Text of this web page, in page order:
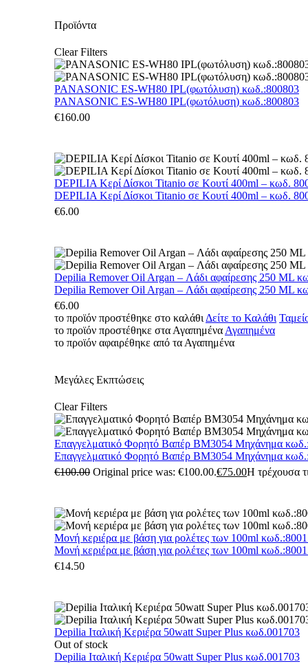
Προϊόντα
Clear Filters
PANASONIC ES-WH80 IPL(φωτόλυση) κωδ.:800803
PANASONIC ES-WH80 IPL(φωτόλυση) κωδ.:800803
€160.00
DEPILIA Κερί Δίσκοι Titanio σε Κουτί 400ml – κωδ.
DEPILIA Κερί Δίσκοι Titanio σε Κουτί 400ml – κωδ.
€6.00
Depilia Remover Oil Argan – Λάδι αφαίρεσης 250 ML
Depilia Remover Oil Argan – Λάδι αφαίρεσης 250 ML
€6.00
το προϊόν προστέθηκε στο καλάθι Δείτε το Καλάθι
το προϊόν προστέθηκε στα Αγαπημένα Αγαπημένα
το προϊόν αφαιρέθηκε από τα Αγαπημένα
Μεγάλες Εκπτώσεις
Clear Filters
Επαγγελματικό Φορητό Βαπέρ BM3054 Μηχάνημα
Επαγγελματικό Φορητό Βαπέρ BM3054 Μηχάνημα
€100.00 Original price was: €100.00.€75.00Η τρέχουσα
Μονή κεριέρα με βάση για ρολέτες των 100ml
Μονή κεριέρα με βάση για ρολέτες των 100ml
€14.50
Depilia Ιταλική Κεριέρα 50watt Super Plus κωδ.001703
Out of stock
Depilia Ιταλική Κεριέρα 50watt Super Plus κωδ.001703